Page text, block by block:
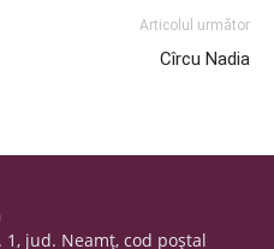
Articolul următor
Cîrcu Nadia
1, jud. Neamţ, cod poştal